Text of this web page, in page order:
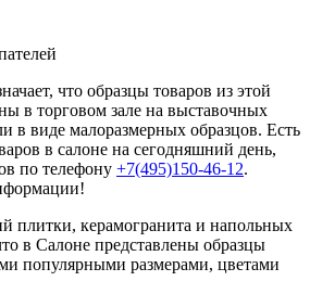
что образцы товаров из этой
в торговом зале на выставочных
в виде малоразмерных образцов. Есть
в салоне на сегодняшний день,
по телефону +7(495)150-46-12.
плитки, керамогранита и напольных
в Салоне представлены образцы
популярными размерами, цветами